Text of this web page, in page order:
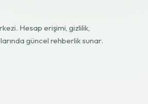
Hesap erişimi, gizlilik,
güncel rehberlik sunar.